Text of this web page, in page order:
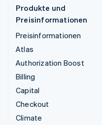
Produkte und
Preisinformationen
Preisinformationen
Atlas
Authorization Boost
Billing
Capital
Checkout
Climate